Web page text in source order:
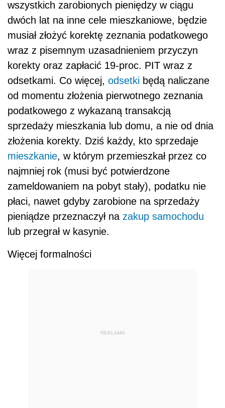
wszystkich zarobionych pieniędzy w ciągu
dwóch lat na inne cele mieszkaniowe, będzie
musiał złożyć korektę zeznania podatkowego
wraz z pisemnym uzasadnieniem przyczyn
korekty oraz zapłacić 19-proc. PIT wraz z
odsetkami. Co więcej, odsetki będą naliczane
od momentu złożenia pierwotnego zeznania
podatkowego z wykazaną transakcją
sprzedaży mieszkania lub domu, a nie od dnia
złożenia korekty. Dziś każdy, kto sprzedaje
mieszkanie, w którym przemieszkał przez co
najmniej rok (musi być potwierdzone
zameldowaniem na pobyt stały), podatku nie
płaci, nawet gdyby zarobione na sprzedaży
pieniądze przeznaczył na zakup samochodu
lub przegrał w kasynie.
Więcej formalności
REKLAMA